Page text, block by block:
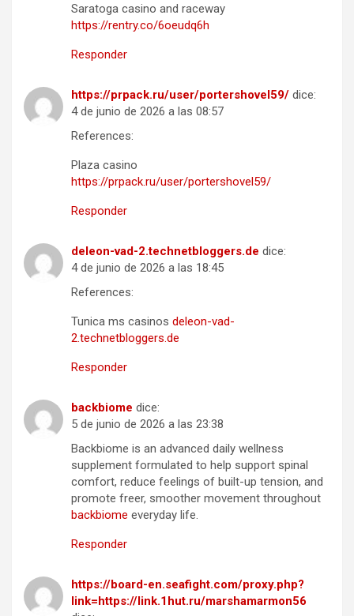
Saratoga casino and raceway
https://rentry.co/6oeudq6h
Responder
https://prpack.ru/user/portershovel59/ dice:
4 de junio de 2026 a las 08:57
References:
Plaza casino
https://prpack.ru/user/portershovel59/
Responder
deleon-vad-2.technetbloggers.de dice:
4 de junio de 2026 a las 18:45
References:
Tunica ms casinos deleon-vad-
2.technetbloggers.de
Responder
backbiome dice:
5 de junio de 2026 a las 23:38
Backbiome is an advanced daily wellness
supplement formulated to help support spinal
comfort, reduce feelings of built-up tension, and
promote freer, smoother movement throughout
backbiome everyday life.
Responder
https://board-en.seafight.com/proxy.php?
link=https://link.1hut.ru/marshamarmon56